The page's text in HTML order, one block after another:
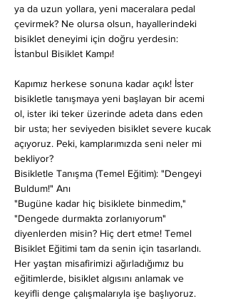
ya da uzun yollara, yeni maceralara pedal
çevirmek? Ne olursa olsun, hayallerindeki
bisiklet deneyimi için doğru yerdesin:
İstanbul Bisiklet Kampı!
Kapımız herkese sonuna kadar açık! İster
bisikletle tanışmaya yeni başlayan bir acemi
ol, ister iki teker üzerinde adeta dans eden
bir usta; her seviyeden bisiklet severe kucak
açıyoruz. Peki, kamplarımızda seni neler mi
bekliyor?
Bisikletle Tanışma (Temel Eğitim): "Dengeyi
Buldum!" Anı
"Bugüne kadar hiç bisiklete binmedim,"
"Dengede durmakta zorlanıyorum"
diyenlerden misin? Hiç dert etme! Temel
Bisiklet Eğitimi tam da senin için tasarlandı.
Her yaştan misafirimizi ağırladığımız bu
eğitimlerde, bisiklet algısını anlamak ve
keyifli denge çalışmalarıyla işe başlıyoruz.